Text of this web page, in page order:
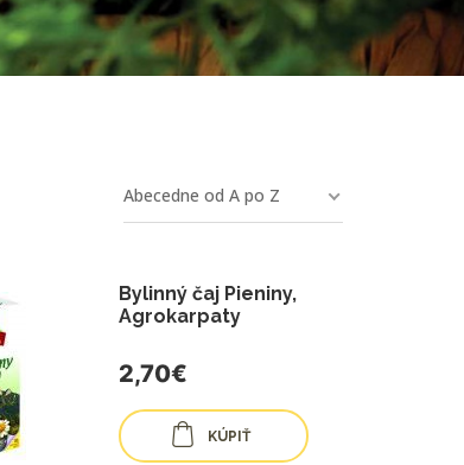
Abecedne od A po Z
Bylinný čaj Pieniny,
Agrokarpaty
2,70€
KÚPIŤ